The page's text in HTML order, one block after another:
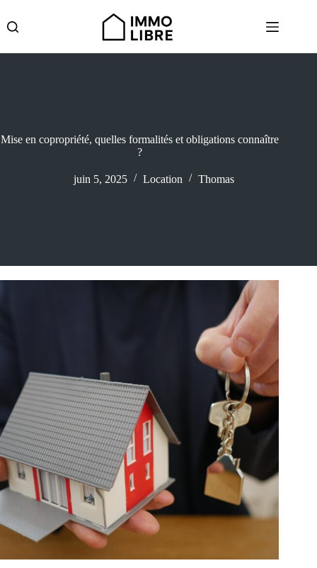
contenu
Mise en copropriété, quelles formalités et obligations connaître
?
juin 5, 2025 Location Thomas